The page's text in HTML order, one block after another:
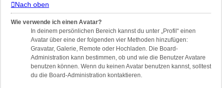
Nach oben
Wie verwende ich einen Avatar?
In deinem persönlichen Bereich kannst du unter „Profil“ einen
Avatar über eine der folgenden vier Methoden hinzufügen:
Gravatar, Galerie, Remote oder Hochladen. Die Board-
Administration kann bestimmen, ob und wie die Benutzer Avatare
benutzen können. Wenn du keinen Avatar benutzen kannst, solltest
du die Board-Administration kontaktieren.